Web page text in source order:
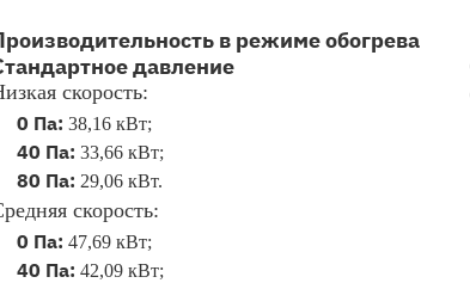
в режиме обогрева
давление
скорость:
0 Па: 38,16 кВт;
40 Па: 33,66 кВт;
80 Па: 29,06 кВт.
скорость:
0 Па: 47,69 кВт;
40 Па: 42,09 кВт;